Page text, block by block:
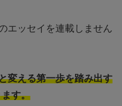
エッセイを連載しません
変える第一歩を踏み出す
す。